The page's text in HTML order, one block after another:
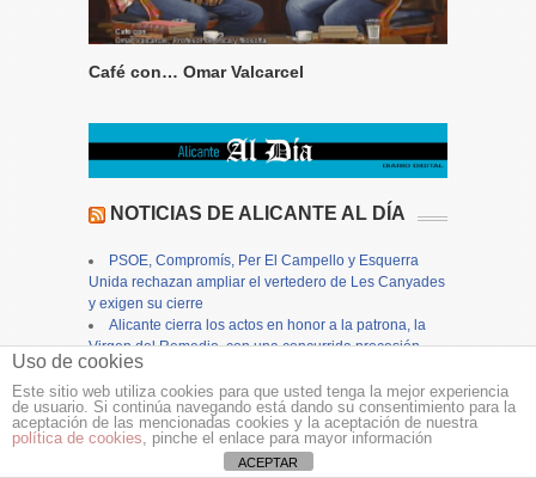
Café con… Omar Valcarcel
NOTICIAS DE ALICANTE AL DÍA
PSOE, Compromís, Per El Campello y Esquerra
Unida rechazan ampliar el vertedero de Les Canyades
y exigen su cierre
Alicante cierra los actos en honor a la patrona, la
Virgen del Remedio, con una concurrida procesión
Alicante aprueba inicialmente el Plan General
Estructural e inicia su tramitación autonómica
Finestrat se prepara para la celebración de sus
Fiestas Patronales de agosto con la presentación del
Uso de cookies
Este sitio web utiliza cookies para que usted tenga la mejor experiencia
de usuario. Si continúa navegando está dando su consentimiento para la
aceptación de las mencionadas cookies y la aceptación de nuestra
política de cookies, pinche el enlace para mayor información
ACEPTAR